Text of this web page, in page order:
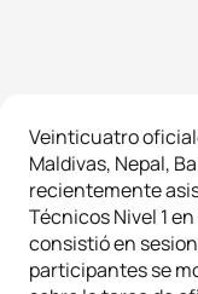
Veinticuatro
Maldivas, Nepal,
recientemente
Técnicos Nivel 1
consistió en
participantes se